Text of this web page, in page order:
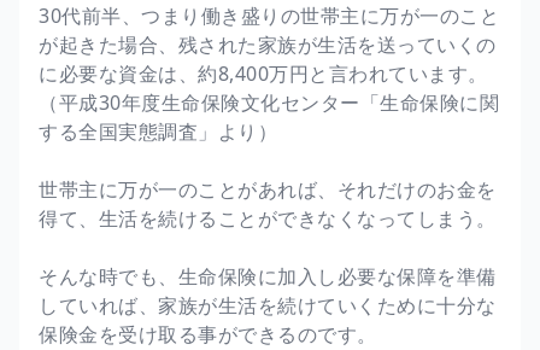
30代前半、つまり働き盛りの世帯主に万が一のこと
が起きた場合、残された家族が生活を送っていくの
に必要な資金は、約8,400万円と言われています。
（平成30年度生命保険文化センター「生命保険に関
する全国実態調査」より）
世帯主に万が一のことがあれば、それだけのお金を
得て、生活を続けることができなくなってしまう。
そんな時でも、生命保険に加入し必要な保障を準備
していれば、家族が生活を続けていくために十分な
保険金を受け取る事ができるのです。